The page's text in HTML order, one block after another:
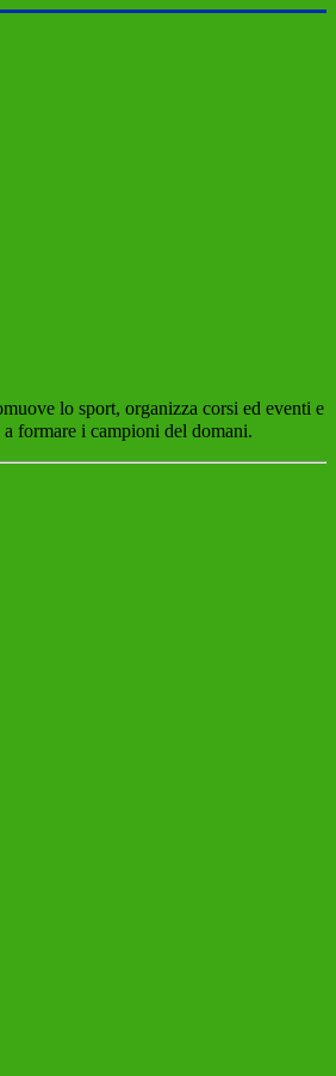
lo sport, organizza corsi ed eventi e
formare i campioni del domani.